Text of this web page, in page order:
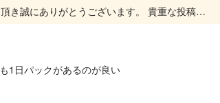
いつもキッズユーエスランド 大阪泉佐野店をご利用頂き誠にありがとうございます。 貴重な投稿を頂きありがとうございます。 大変嬉しいお言葉をいただき、スタッフ一同、とても励みになります。...
1日パックがあるのが良い